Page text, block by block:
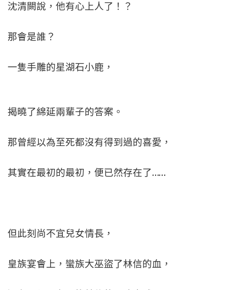
沈清闕說，他有心上人了！？
那會是誰？
一隻手雕的星湖石小鹿，
揭曉了綿延兩輩子的答案。
那曾經以為至死都沒有得到過的喜愛，
其實在最初的最初，便已然存在了……
但此刻尚不宜兒女情長，
皇族宴會上，蠻族大巫盜了林信的血，